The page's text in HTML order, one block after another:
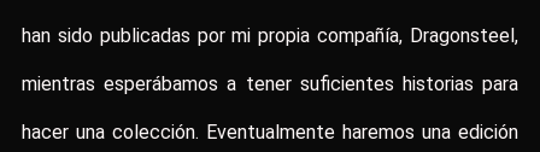
han sido publicadas por mi propia compañía, Dragonsteel,
mientras esperábamos a tener suficientes historias para
hacer una colección. Eventualmente haremos una edición